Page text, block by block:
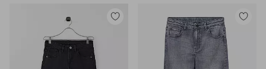
Lägg
Lägg